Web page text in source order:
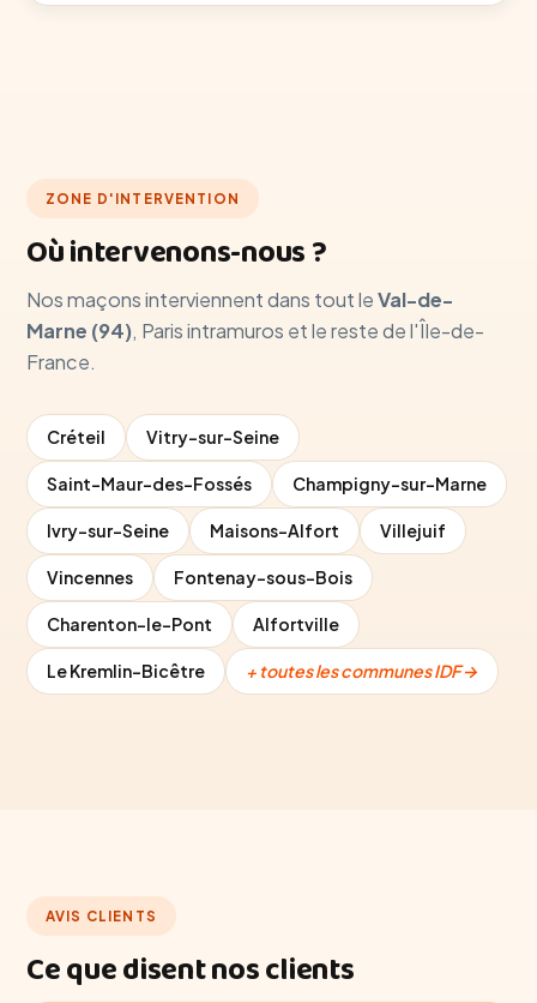
ZONE D'INTERVENTION
Où intervenons-nous ?
Nos maçons interviennent dans tout leVal-de-
Marne (94), Paris intramuros et le reste de l'Île-de-
France.
Créteil Vitry-sur-Seine
Saint-Maur-des-Fossés Champigny-sur-Marne
Ivry-sur-Seine Maisons-Alfort Villejuif
Vincennes Fontenay-sous-Bois
Charenton-le-Pont Alfortville
Le Kremlin-Bicêtre + toutes les communes IDF →
AVIS CLIENTS
Ce que disent nos clients